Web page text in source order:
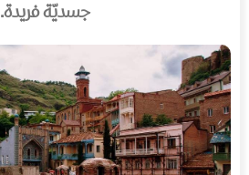
جسديّة فريدة.